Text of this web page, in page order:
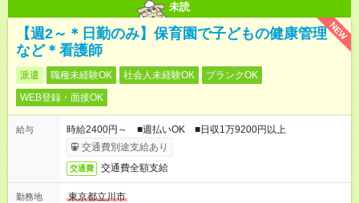
未読
NEW
【週2～＊日勤のみ】保育園で子どもの健康管理
など＊看護師
派遣 職種未経験OK 社会人未経験OK
ブランクOK
WEB登録・面接OK
給与
時給2400円～ ■週払いOK ■日収1万9200円以上
交通費別途支給あり
交通費 交通費全額支給
勤務地
東京都立川市